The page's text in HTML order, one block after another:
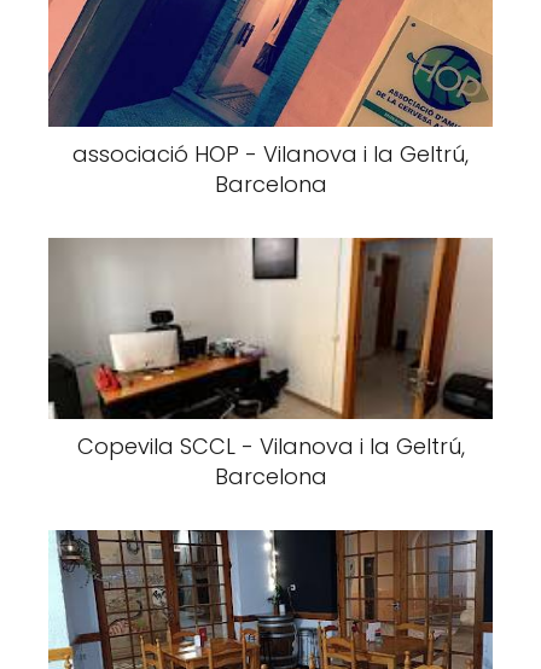
associació HOP - Vilanova i la Geltrú,
Barcelona
Copevila SCCL - Vilanova i la Geltrú,
Barcelona